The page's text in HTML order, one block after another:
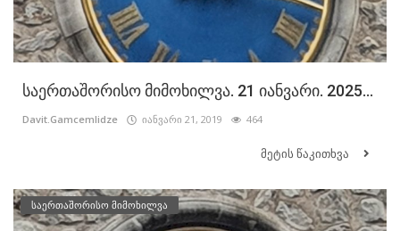
საერთაშორისო მიმოხილვა. 21 იანვარი. 2025...
Davit.Gamcemlidze იანვარი 21, 2019 464
მეტის წაკითხვა
საერთაშორისო მიმოხილვა